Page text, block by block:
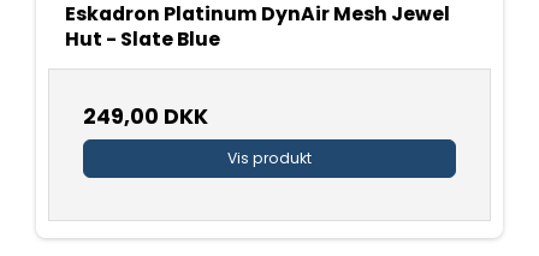
Eskadron Platinum DynAir Mesh Jewel
Hut - Slate Blue
249,00 DKK
Vis produkt